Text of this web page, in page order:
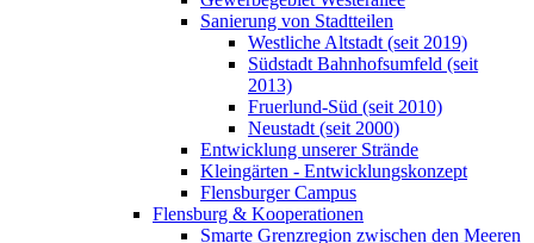
Sanierung von Stadtteilen
Westliche Altstadt (seit 2019)
Südstadt Bahnhofsumfeld (seit
2013)
Fruerlund-Süd (seit 2010)
Neustadt (seit 2000)
Entwicklung unserer Strände
Kleingärten - Entwicklungskonzept
Flensburger Campus
Flensburg & Kooperationen
Smarte Grenzregion zwischen den Meeren